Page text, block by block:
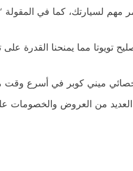
لسيارتك، كما في المقولة
تويوتا مما يمنحنا القدرة
اخصائي ميني كوبر في أسرع
من العروض والخصومات